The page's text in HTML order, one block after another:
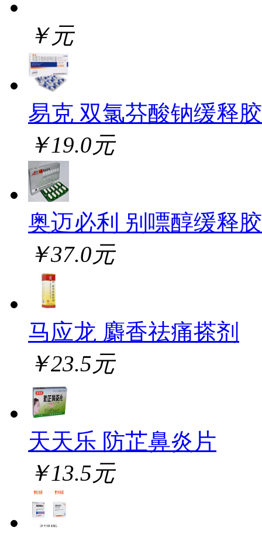
￥元
易克 双氯芬酸钠缓释
￥19.0元
奥迈必利 别嘌醇缓释
￥37.0元
马应龙 麝香祛痛搽剂
￥23.5元
天天乐 防芷鼻炎片
￥13.5元